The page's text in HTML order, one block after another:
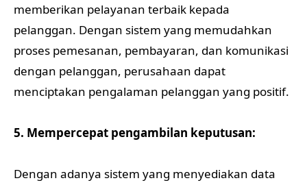
memberikan pelayanan terbaik kepada
pelanggan. Dengan sistem yang memudahkan
proses pemesanan, pembayaran, dan komunikasi
dengan pelanggan, perusahaan dapat
menciptakan pengalaman pelanggan yang positif.
5. Mempercepat pengambilan keputusan:
Dengan adanya sistem yang menyediakan data